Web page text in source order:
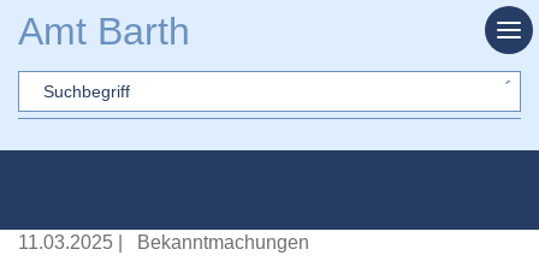
Amt Barth
Sword
11.03.2025 Bekanntmachungen